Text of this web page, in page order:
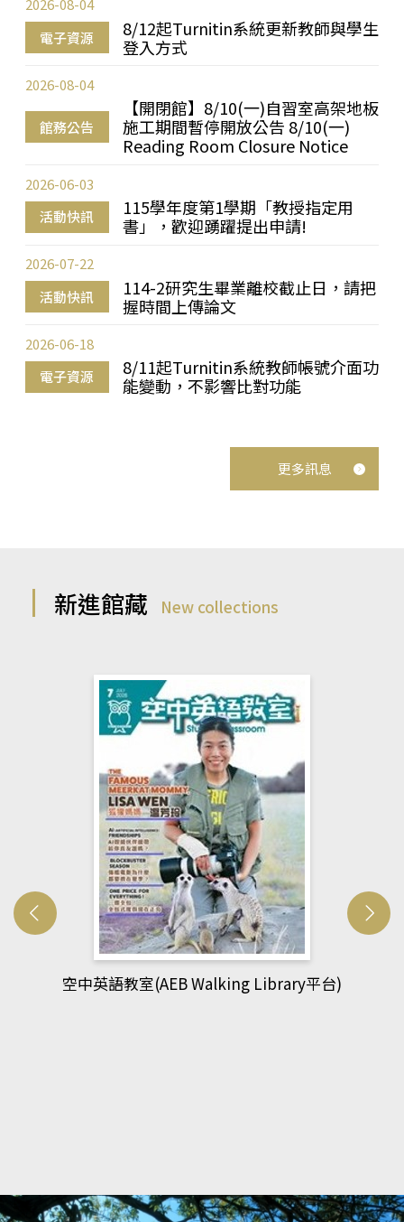
電子資源
8/12起Turnitin系統更新教師與學生
登入方式
2026-08-04
館務公告
【開閉館】8/10(一)自習室高架地板
施工期間暫停開放公告 8/10(一)
Reading Room Closure Notice
2026-08-04
活動快訊
115學年度第1學期「教授指定用
書」，歡迎踴躍提出申請!
2026-06-03
活動快訊
114-2研究生畢業離校截止日，請把
握時間上傳論文
2026-07-22
電子資源
8/11起Turnitin系統教師帳號介面功
能變動，不影響比對功能
2026-06-18
更多訊息
新進館藏 New collections
網管人(kono平台)